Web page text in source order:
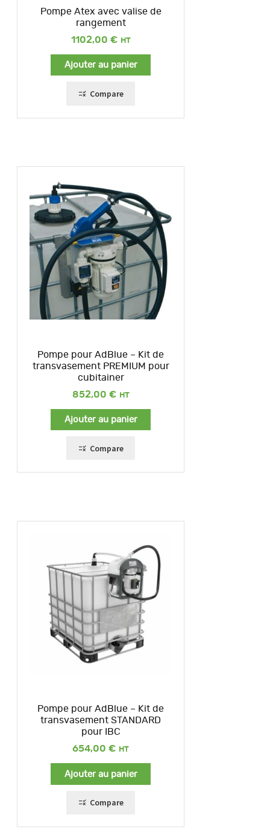
Pompe Atex avec valise de
rangement
1102,00 €
Ajouter au panier
Compare
Pompe pour AdBlue – Kit de
transvasement PREMIUM pour
cubitainer
852,00 €
Ajouter au panier
Compare
Pompe pour AdBlue – Kit de
transvasement STANDARD
pour IBC
654,00 €
Ajouter au panier
Compare